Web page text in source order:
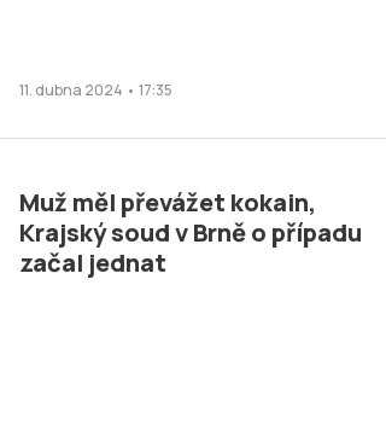
11. dubna 2024 • 17:35
Muž měl převážet kokain,
Krajský soud v Brně o případu
začal jednat